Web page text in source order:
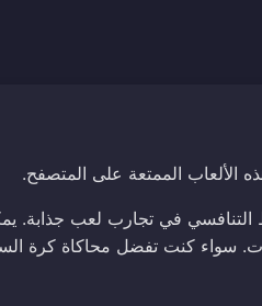
الألعاب الممتعة على المتصفح.
التنافسي في تجارب لعب جذابة.
سواء كنت تفضل محاكاة كرة